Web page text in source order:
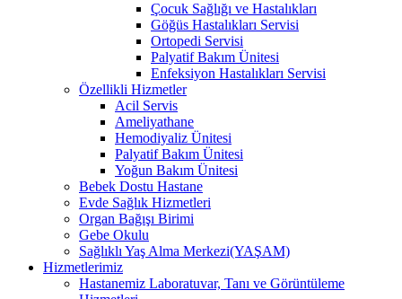
Çocuk Sağlığı ve Hastalıkları
Göğüs Hastalıkları Servisi
Ortopedi Servisi
Palyatif Bakım Ünitesi
Enfeksiyon Hastalıkları Servisi
Özellikli Hizmetler
Acil Servis
Ameliyathane
Hemodiyaliz Ünitesi
Palyatif Bakım Ünitesi
Yoğun Bakım Ünitesi
Bebek Dostu Hastane
Evde Sağlık Hizmetleri
Organ Bağışı Birimi
Gebe Okulu
Sağlıklı Yaş Alma Merkezi(YAŞAM)
Hizmetlerimiz
Hastanemiz Laboratuvar, Tanı ve Görüntüleme